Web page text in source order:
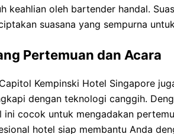
keahlian oleh bartender handal.
suasana yang sempurna
Pertemuan dan Acara
Kempinski Hotel Singapore
dengan teknologi canggih.
ini cocok untuk mengadakan
hotel siap membantu Anda